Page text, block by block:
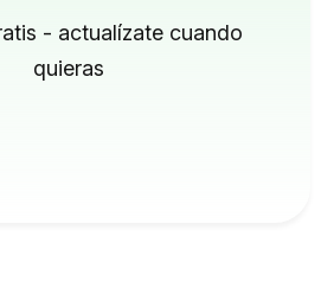
- actualízate cuando
quieras